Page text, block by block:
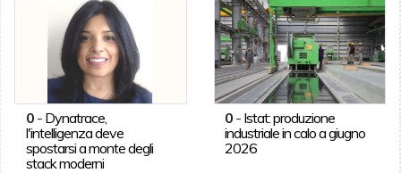
0- Dynatrace,
l'intelligenza deve
spostarsi a monte degli
stack moderni
0 - Istat: produzione
industriale in calo a giugno
2026